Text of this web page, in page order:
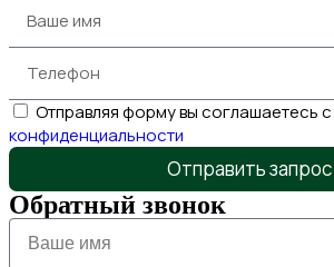
Отправляя форму вы соглашаетесь с
конфиденциальности
Отправить запрос
Обратный звонок